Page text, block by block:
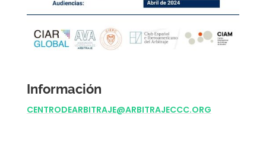
Información
CENTRODEARBITRAJE@ARBITRAJECCC.ORG